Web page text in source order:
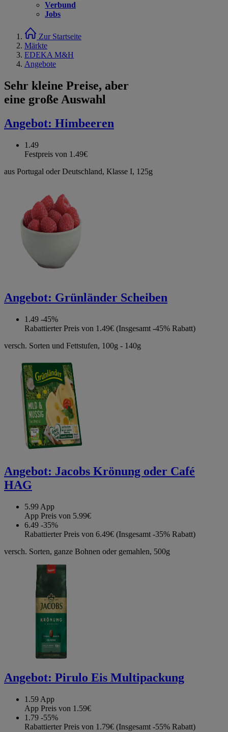
Verbund
Jobs
Zur Startseite
Märkte
EDEKA M&H
Angebote
Sehr kleine Preise, aber
eine große Auswahl
Angebot: Himbeeren
1.49
Festpreis von 1.49€
aus Portugal oder Deutschland, Klasse I, 125g
Angebot: Grünländer Scheiben
1.49 -45%
Rabattierter Preis von 1.49€ (Insgesamt -45% Rabatt)
versch. Sorten und Fettstufen, 100g - 140g
Angebot: Jacobs Krönung oder Café
HAG
5.99 App
App Preis von 5.99€
6.49 -35%
Rabattierter Preis von 6.49€ (Insgesamt -35% Rabatt)
versch. Sorten, ganze Bohnen oder gemahlen, 500g
Angebot: Pirulo Eis Multipackung
1.59 App
App Preis von 1.59€
1.79 -55%
Rabattierter Preis von 1.79€ (Insgesamt -55% Rabatt)